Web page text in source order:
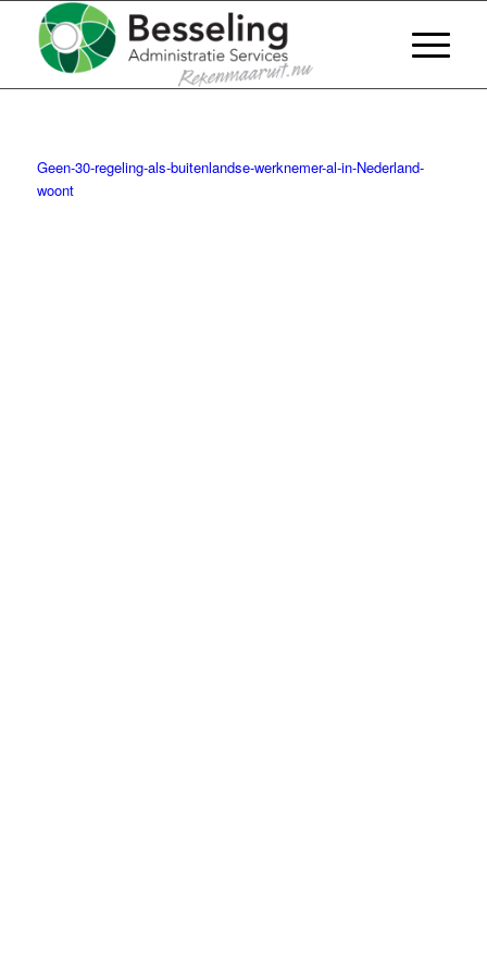
Geen-30-regeling-als-buitenlandse-werknemer-al-in-Nederland-
woont